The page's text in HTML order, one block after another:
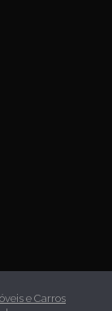
e Carros